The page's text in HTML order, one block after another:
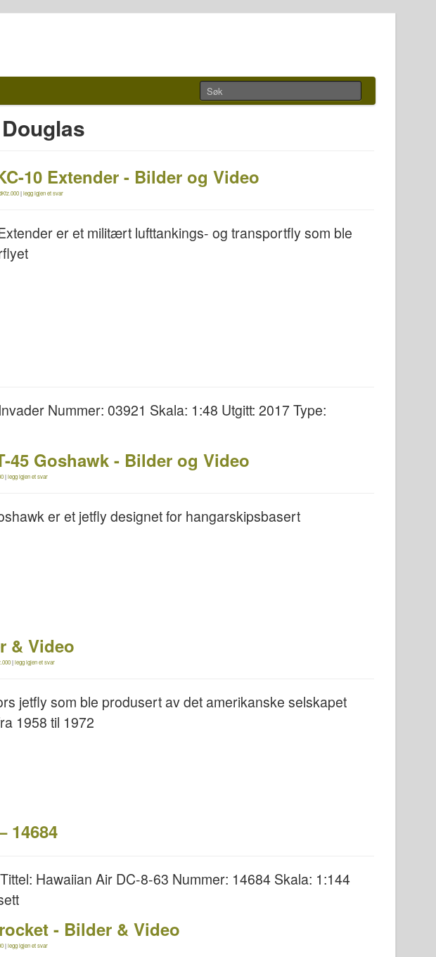
Douglas
10 Extender - Bilder og Video
|legg igjen et svar
er et militært lufttankings- og transportfly som ble
Nummer: 03921 Skala: 1:48 Utgitt: 2017 Type:
45 Goshawk - Bilder og Video
|legg igjen et svar
er et jetfly designet for hangarskipsbasert
& Video
|legg igjen et svar
jetfly som ble produsert av det amerikanske selskapet
1958 til 1972
14684
Hawaiian Air DC-8-63 Nummer: 14684 Skala: 1:144
- Bilder & Video
|legg igjen et svar